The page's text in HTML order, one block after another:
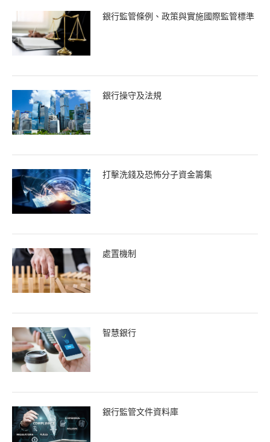
銀行監管條例、政策與實施國際監管標準
銀行操守及法規
打擊洗錢及恐怖分子資金籌集
處置機制
智慧銀行
銀行監管文件資料庫